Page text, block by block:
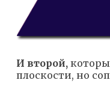
И второй,
плоскости, но